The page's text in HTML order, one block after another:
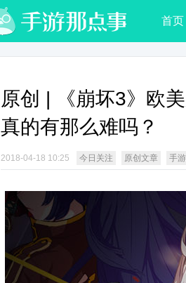
首页
原创 | 《崩坏3》欧
真的有那么难吗？
2018-04-18 10:25 今日关注 原创文章 手